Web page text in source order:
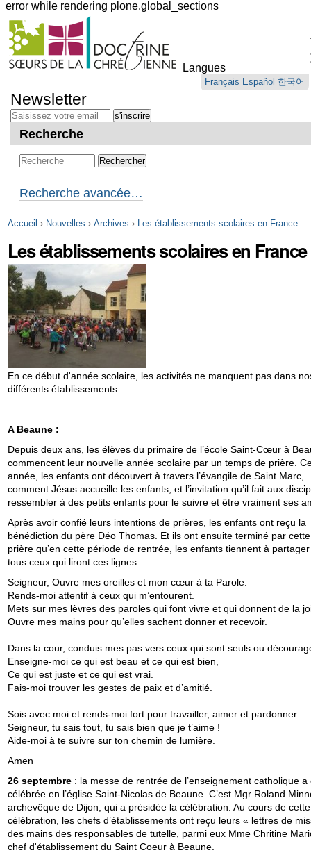
error while rendering plone.global_sections
Outils
personnels
Langues
Français Español 한국어
au
contenu.
Aller
navigation
Newsletter
Recherche
Recherche avancée…
Accueil › Nouvelles › Archives › Les établissements scolaires en France
Les établissements scolaires en France
En ce début d'année scolaire, les activités ne manquent pas dans
différents établissements.
A Beaune :
Depuis deux ans, les élèves du primaire de l’école Saint-Cœur à
commencent leur nouvelle année scolaire par un temps de prière.
année, les enfants ont découvert à travers l’évangile de Saint Marc,
comment Jésus accueille les enfants, et l’invitation qu’il fait aux
ressembler à des petits enfants pour le suivre et être vraiment ses
Après avoir confié leurs intentions de prières, les enfants ont reçu la
bénédiction du père Déo Thomas. Et ils ont ensuite terminé par
prière qu’en cette période de rentrée, les enfants tiennent à
tous ceux qui liront ces lignes :
Seigneur, Ouvre mes oreilles et mon cœur à ta Parole.
Rends-moi attentif à ceux qui m’entourent.
Mets sur mes lèvres des paroles qui font vivre et qui donnent de la
Ouvre mes mains pour qu’elles sachent donner et recevoir.
Dans la cour, conduis mes pas vers ceux qui sont seuls ou
Enseigne-moi ce qui est beau et ce qui est bien,
Ce qui est juste et ce qui est vrai.
Fais-moi trouver les gestes de paix et d’amitié.
Sois avec moi et rends-moi fort pour travailler, aimer et pardonner.
Seigneur, tu sais tout, tu sais bien que je t’aime !
Aide-moi à te suivre sur ton chemin de lumière.
Amen
26 septembre: la messe de rentrée de l’enseignement catholique a
célébrée en l’église Saint-Nicolas de Beaune. C’est Mgr Roland
archevêque de Dijon, qui a présidée la célébration. Au cours de cette
célébration, les chefs d’établissements ont reçu leurs « lettres de
des mains des responsables de tutelle, parmi eux Mme Chritine
chef d'établissement du Saint Coeur à Beaune.